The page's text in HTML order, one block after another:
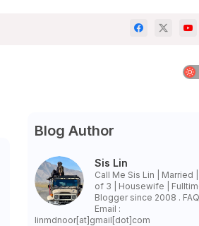
Blog Author
Sis Lin
Call Me Sis Lin | Married
of 3 | Housewife |
Blogger since 2008 .
Email :
linmdnoor[at]gmail[dot]com